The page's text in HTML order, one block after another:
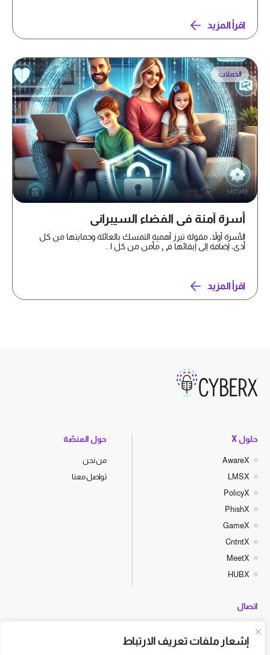
إشعار ملفات تعريف الارتباط
اقرأ المزيد
الحملات
أسرة آمنة في الفضاء السيبراني
الأسرة أولاً، مقولة تبرز أهمية التمسك بالعائلة وحمايتها من كل
أذى، إضافة إلى إبقائها في مأمن من كل ا...
اقرأ المزيد
حلول X
AwareX
LMSX
PolicyX
PhishX
GameX
CntntX
MeetX
HUBX
حول المنصّة
من نحن
تواصل معنا
اتصال
hello@cyberx.world